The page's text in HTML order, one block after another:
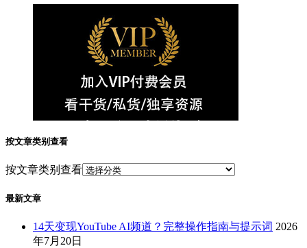
按文章类别查看
按文章类别查看
最新文章
14天变现YouTube AI频道？完整操作指南与提示词 2026
年7月20日